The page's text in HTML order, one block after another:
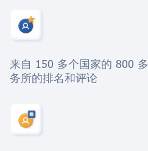
来自 150 多个国家的 800
务所的排名和评论